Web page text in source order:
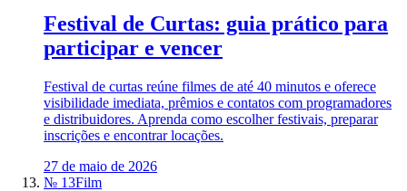
Festival de Curtas: guia prático para
participar e vencer
Festival de curtas reúne filmes de até 40 minutos e oferece
visibilidade imediata, prêmios e contatos com programadores
e distribuidores. Aprenda como escolher festivais, preparar
inscrições e encontrar locações.
27 de maio de 2026
№ 13Film